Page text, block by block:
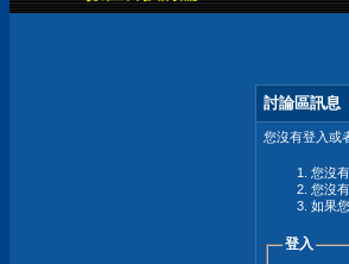
討論區訊息
您沒有登入或
您沒
您沒
如果
登入